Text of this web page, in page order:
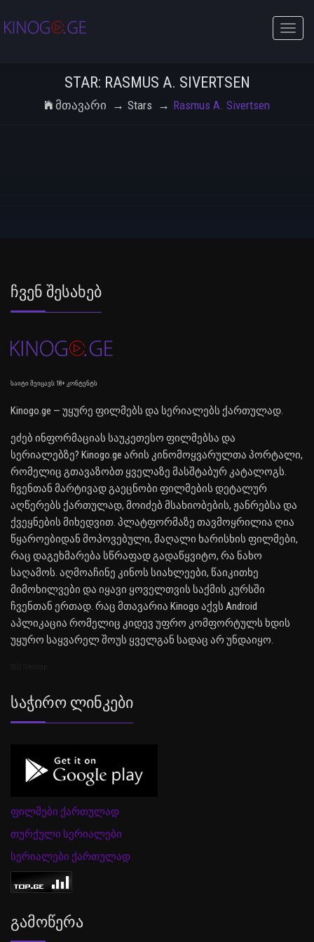
Toggle
STAR: RASMUS A. SIVERTSEN
Მთავარი Stars Rasmus A. Sivertsen
Ჩვენ Შესახებ
საიტი შეიცავს 18+ კონტენტს
Kinogo.ge — უყურე ფილმებს და სერიალებს ქართულად.
ეძებ ინფორმაციას საუკეთესო ფილმებსა და
სერიალებზე? Kinogo.ge არის კინომოყვარულთა პორტალი,
რომელიც გთავაზობთ ყველაზე მასშტაბურ კატალოგს.
ჩვენთან მარტივად გაეცნობი ფილმების დეტალურ
აღწერებს ქართულად, მოიძებ მსახიობების, ჟანრებსა და
ქვეყნების მიხედვით. პლატფორმაზე თავმოყრილია ღია
წყაროებიდან მოპოვებული, მაღალი ხარისხის ფილმები,
რაც დაგეხმარება სწრაფად გადაწყვიტო, რა ნახო
საღამოს. აღმოაჩინე კინოს სიახლეები, წაიკითხე
მიმოხილვები და იყავი ყოველთვის საქმის კურსში
ჩვენთან ერთად. რაც მთავარია Kinogo აქვს Android
აპლიკაცია რომელიც კიდევ უფრო კომფორტულს ხდის
უყურო საყვარელ შოუს ყველგან სადაც არ უნდაიყო.
Საჭირო Ლინკები
ფილმები ქართულად
თურქული სერიალები
სერიალები ქართულად
Გამოწერა